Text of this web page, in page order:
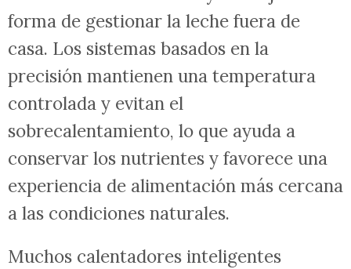
forma de gestionar la leche fuera de
casa. Los sistemas basados en la
precisión mantienen una temperatura
controlada y evitan el
sobrecalentamiento, lo que ayuda a
conservar los nutrientes y favorece una
experiencia de alimentación más cercana
a las condiciones naturales.
Muchos calentadores inteligentes